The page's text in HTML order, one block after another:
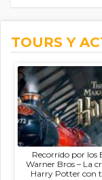
TOURS Y
Recorrido por los
Warner Bros – La
Harry Potter con